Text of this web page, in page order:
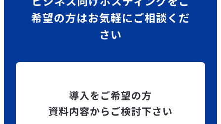
希望の方はお気軽にご相談くだ
さい
導入をご希望の方
資料内容からご検討下さい